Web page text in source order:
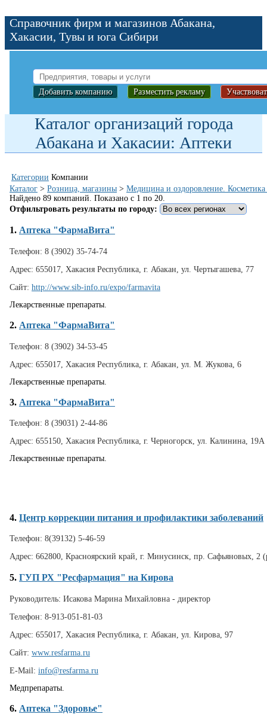
Справочник фирм и магазинов Абакана,
Хакасии, Тувы и юга Сибири
Добавить компанию Разместить рекламу
Каталог организаций города
Абакана и Хакасии: Аптеки
Категории Компании
Каталог > Розница, магазины > Медицина и оздоровление.
Найдено 89 компаний. Показано с 1 по 20.
Отфильтровать результаты по городу:
1. Аптека "ФармаВита"
Телефон: 8 (3902) 35-74-74
Адрес: 655017, Хакасия Республика, г. Абакан, ул. Чертыгашева, 77
Сайт: http://www.sib-info.ru/expo/farmavita
Лекарственные препараты.
2. Аптека "ФармаВита"
Телефон: 8 (3902) 34-53-45
Адрес: 655017, Хакасия Республика, г. Абакан, ул. М. Жукова, 6
Лекарственные препараты.
3. Аптека "ФармаВита"
Телефон: 8 (39031) 2-44-86
Адрес: 655150, Хакасия Республика, г. Черногорск, ул. Калинина, 19А
Лекарственные препараты.
4. Центр коррекции питания и профилактики заболеваний
Телефон: 8(39132) 5-46-59
Адрес: 662800, Красноярский край, г. Минусинск, пр. Сафьяновых, 2
5. ГУП РХ "Ресфармация" на Кирова
Руководитель: Исакова Марина Михайловна - директор
Телефон: 8-913-051-81-03
Адрес: 655017, Хакасия Республика, г. Абакан, ул. Кирова, 97
Сайт: www.resfarma.ru
E-Mail: info@resfarma.ru
Медпрепараты.
6. Аптека "Здоровье"